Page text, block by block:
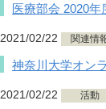
医療部会 2020
2021/02/22 関連情
神奈川大学オン
2021/02/22 活動